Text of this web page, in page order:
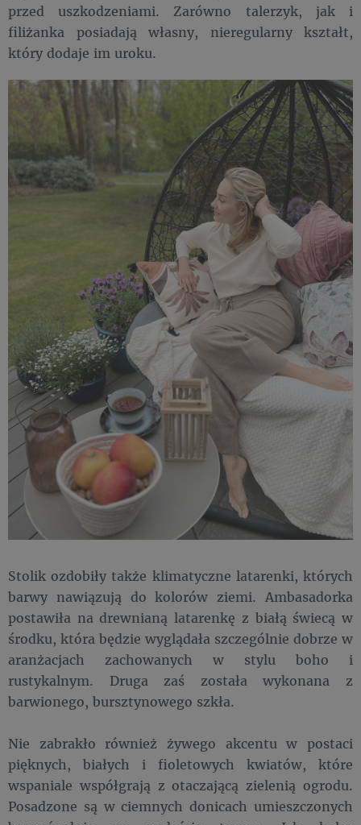
przed uszkodzeniami. Zarówno talerzyk, jak i
filiżanka posiadają własny, nieregularny kształt,
który dodaje im uroku.
Stolik ozdobiły także klimatyczne latarenki, których
barwy nawiązują do kolorów ziemi. Ambasadorka
postawiła na drewnianą latarenkę z białą świecą w
środku, która będzie wyglądała szczególnie dobrze w
aranżacjach zachowanych w stylu boho i
rustykalnym. Druga zaś została wykonana z
barwionego, bursztynowego szkła.
Nie zabrakło również żywego akcentu w postaci
pięknych, białych i fioletowych kwiatów, które
wspaniale współgrają z otaczającą zielenią ogrodu.
Posadzone są w ciemnych donicach umieszczonych